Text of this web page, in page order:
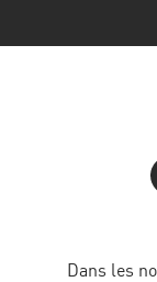
Dans les